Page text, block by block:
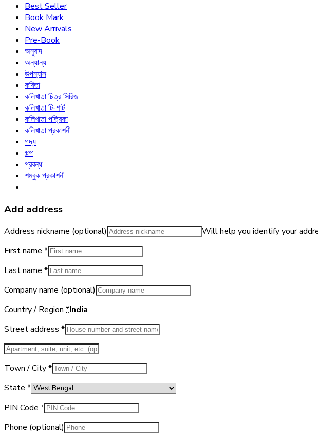
Best Seller
Book Mark
New Arrivals
Pre-Book
অনুবাদ
অন্যান্য
উপন্যাস
কবিতা
কলিখাতা চিত্র সিরিজ
কলিখাতা টি-শার্ট
কলিখাতা পত্রিকা
কলিখাতা প্রকাশনী
গদ্য
গল্প
প্রবন্ধ
শম্বুক প্রকাশনী
Add address
Address nickname (optional)
Will help you identify your
First name *
Last name *
Company name (optional)
Country / Region *India
Street address *
Apartment,
unit,
etc. (optional)
Town / City*
State *
PIN Code *
Phone (optional)